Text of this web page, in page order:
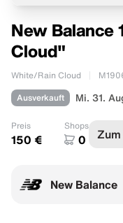
New Balance
Cloud"
White/Rain Cloud
Ausverkauft Mi. 31.
Preis
150 €
Shops
0 Zum
New Balance